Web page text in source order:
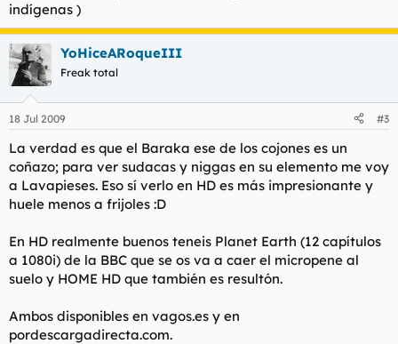
indígenas )
YoHiceARoqueIII
Freak total
18 Jul 2009 #3
La verdad es que el Baraka ese de los cojones es un
coñazo; para ver sudacas y niggas en su elemento me voy
a Lavapieses. Eso sí verlo en HD es más impresionante y
huele menos a frijoles :D
En HD realmente buenos teneis Planet Earth (12 capítulos
a 1080i) de la BBC que se os va a caer el micropene al
suelo y HOME HD que también es resultón.
Ambos disponibles en vagos.es y en
pordescargadirecta.com.